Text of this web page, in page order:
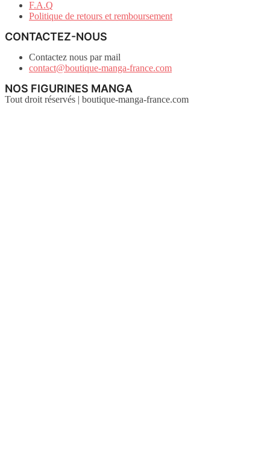
F.A.Q
Politique de retours et remboursement
CONTACTEZ-NOUS
Contactez nous par mail
contact@boutique-manga-france.com
NOS FIGURINES MANGA
Tout droit réservés | boutique-manga-france.com